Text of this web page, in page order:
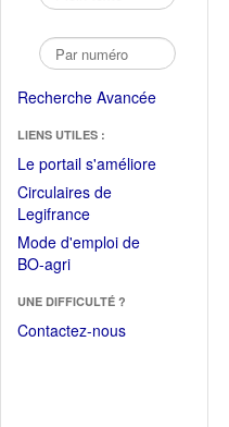
Recherche Avancée
LIENS UTILES :
Le portail s'améliore(Fichier
Circulaires de
Legifrance(Ouvrir
dans
une
fenêtre)
Mode d'emploi de
BO-agri(Ouvrir
une
nouvelle
UNE DIFFICULTÉ ?
Contactez-nous